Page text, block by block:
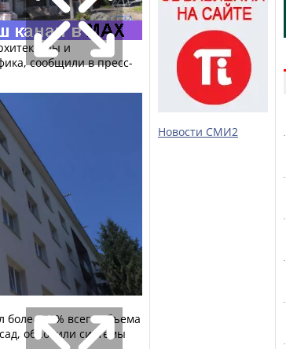
и
сообщили в пресс-
70% всего объема
обновили системы
Новости СМИ2